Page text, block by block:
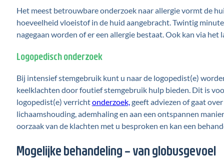
Het meest betrouwbare onderzoek naar allergie vormt de
hoeveelheid vloeistof in de huid aangebracht. Twintig
nagegaan worden of er een allergie bestaat. Ook kan via
Logopedisch onderzoek
Bij intensief stemgebruik kunt u naar de logopedist(e)
keelklachten door foutief stemgebruik hulp bieden. Dit is
logopedist(e) verrichtonderzoek,geeft adviezen of gaat
lichaamshouding, ademhaling en aan een ontspannen
oorzaak van de klachten met u besproken en kan een
Mogelijke behandeling – van globusgevoel